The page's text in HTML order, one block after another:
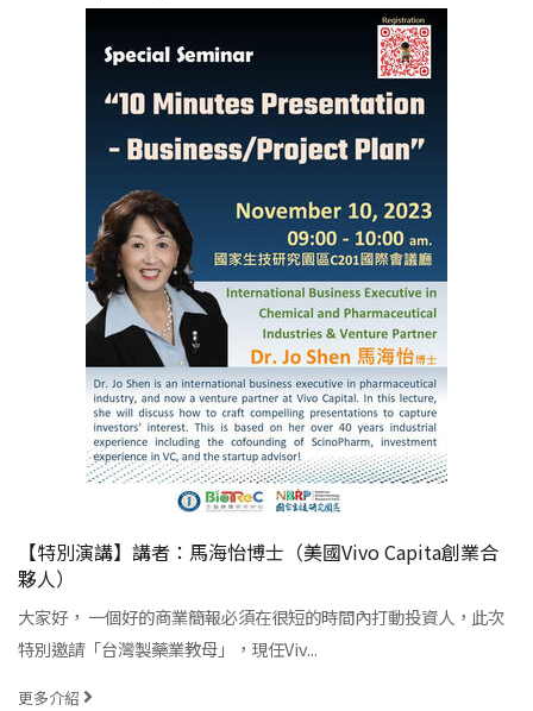
【特別演講】講者：馬海怡博士（美國Vivo Capita創業合
夥人）
大家好， 一個好的商業簡報必須在很短的時間內打動投資人，此次
特別邀請「台灣製藥業教母」，現任Viv...
更多介紹